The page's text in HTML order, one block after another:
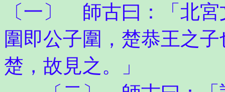
〔一〕 師古曰：「北
圍即公子圍，楚恭王之
楚，故見之。」